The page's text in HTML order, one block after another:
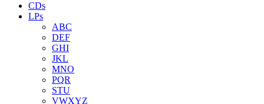
CDs
LPs
ABC
DEF
GHI
JKL
MNO
PQR
STU
VWXYZ